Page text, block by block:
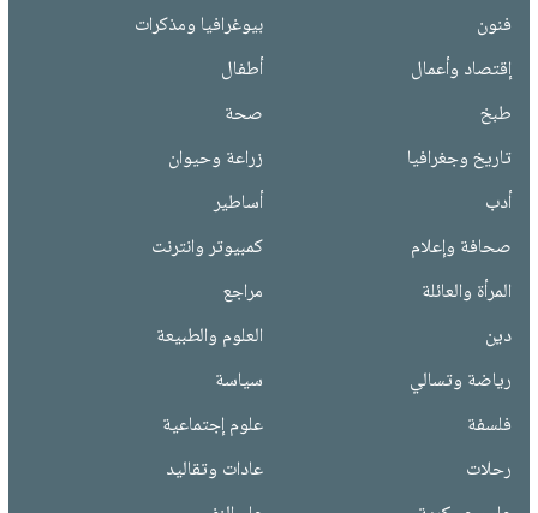
فنون
بيوغرافيا ومذكرات
إقتصاد وأعمال
أطفال
طبخ
صحة
تاريخ وجغرافيا
زراعة وحيوان
أدب
أساطير
صحافة وإعلام
كمبيوتر وانترنت
المرأة والعائلة
مراجع
دين
العلوم والطبيعة
رياضة وتسالي
سياسة
فلسفة
علوم إجتماعية
رحلات
عادات وتقاليد